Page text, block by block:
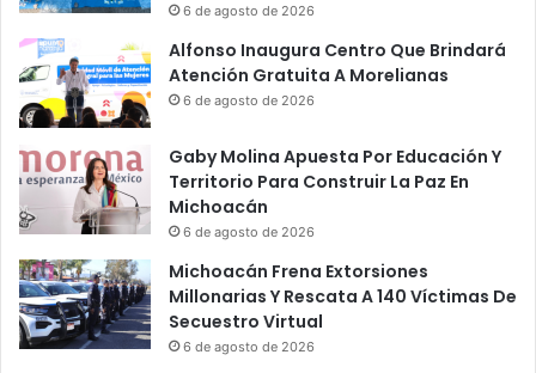
6 de agosto de 2026
Alfonso Inaugura Centro Que Brindará
Atención Gratuita A Morelianas
6 de agosto de 2026
Gaby Molina Apuesta Por Educación Y
Territorio Para Construir La Paz En
Michoacán
6 de agosto de 2026
Michoacán Frena Extorsiones
Millonarias Y Rescata A 140 Víctimas De
Secuestro Virtual
6 de agosto de 2026